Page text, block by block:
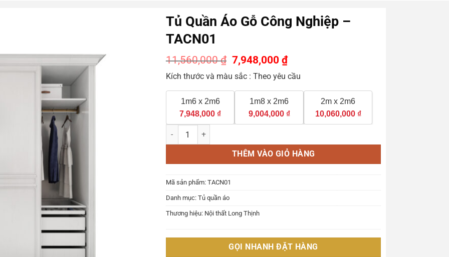
Tủ Quần Áo Gỗ Công Nghiệp –
TACN01
11,560,000₫ Giá
gốc
là:
11,560,000 ₫.
7,948,000₫Giá
tại
là:
7,948,000 ₫.
Kích thước và màu sắc : Theo yêu cầu
1m6 x 2m6
7,948,000 ₫
1m8 x 2m6
9,004,000 ₫
2m x 2m6
10,060,000 ₫
Tủ Quần Áo Gỗ Công Nghiệp - TACN01 số lượng
THÊM VÀO GIỎ HÀNG
Mã sản phẩm: TACN01
Danh mục: Tủ quần áo
Thương hiệu: Nội thất Long Thịnh
GỌI NHANH ĐẶT HÀNG